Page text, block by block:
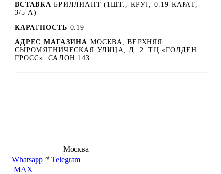
ВСТАВКА БРИЛЛИАНТ (1ШТ., КРУГ, 0.19 КАРАТ,
3/5 А)
КАРАТНОСТЬ 0.19
АДРЕС МАГАЗИНА МОСКВА, ВЕРХНЯЯ
СЫРОМЯТНИЧЕСКАЯ УЛИЦА, Д. 2. ТЦ «ГОЛДЕН
ГРОСС». САЛОН 143
Москва
Whatsapp
Telegram
MAX